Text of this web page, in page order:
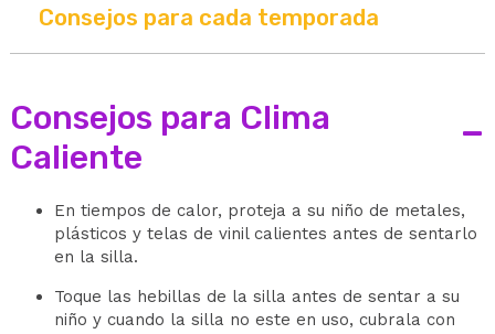
Consejos para cada temporada
-
Consejos para Clima
Caliente
En tiempos de calor, proteja a su niño de metales,
plásticos y telas de vinil calientes antes de sentarlo
en la silla.
Toque las hebillas de la silla antes de sentar a su
niño y cuando la silla no este en uso, cubrala con